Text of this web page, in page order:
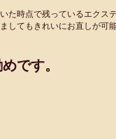
た時点で残っているエクス
してもきれいにお直しが可
です。